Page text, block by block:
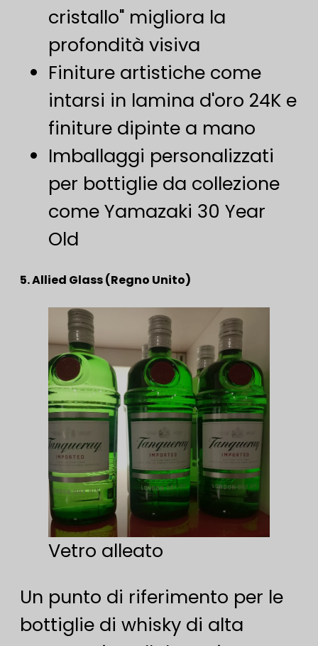
cristallo" migliora la
profondità visiva
Finiture artistiche come
intarsi in lamina d'oro 24K e
finiture dipinte a mano
Imballaggi personalizzati
per bottiglie da collezione
come Yamazaki 30 Year
Old
5. Allied Glass (Regno Unito)
Vetro alleato
Un punto di riferimento per le
bottiglie di whisky di alta